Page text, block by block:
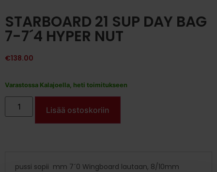
STARBOARD 21 SUP DAY BAG
7-7´4 HYPER NUT
€138.00
Varastossa Kalajoella, heti toimitukseen
Lisää ostoskoriin
pussi sopii mm 7´0 Wingboard lautaan, 8/10mm